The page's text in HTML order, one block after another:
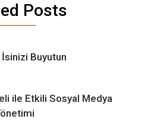
Posts
Buyutun
ile Etkili Sosyal Medya